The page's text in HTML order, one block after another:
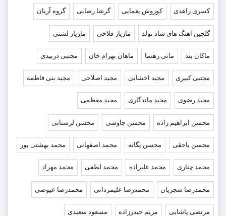
کسری زاهدی کوروش یغمایی گرشا رضایی گروه آریان
گلچین آهنگ های شاد تولد مازیار فلاحی مازیار لشنی
ماکان بند مانی رهنما ماهان بهرام خان مجتبی دربیدی
مجتبی کبیری مجید اخشابی مجید اصلاحی مجید بنی فاطمه
مجید رضوی مجید ماندگاری مجید معظمی
محسن ابراهیم زاده محسن چاوشی محسن لرستانی
محسن یاحقی محسن یگانه محمد اصفهانی محمد بهشتی پور
محمد چناری محمد علیزاده محمد لطفی محمد مهراد
محمدرضا شجریان محمدرضا علیمردانی محمدرضا عیوضی
مرتضی پاشایی مریم حیدرزاده مسعود سعیدی